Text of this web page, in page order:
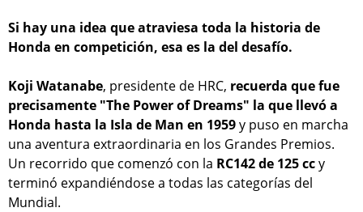
Si hay una idea que atraviesa toda la historia de
Honda en competición, esa es la del desafío.
Koji Watanabe, presidente de HRC, recuerda que fue
precisamente "The Power of Dreams" la que llevó a
Honda hasta la Isla de Man en 1959y puso en marcha
una aventura extraordinaria en los Grandes Premios.
Un recorrido que comenzó con la RC142 de 125 ccy
terminó expandiéndose a todas las categorías del
Mundial.